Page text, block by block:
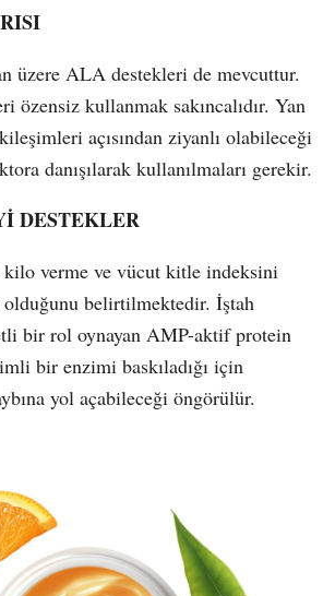
üzere ALA destekleri de mevcuttur.
özensiz kullanmak sakıncalıdır. Yan
açısından ziyanlı olabileceği
danışılarak kullanılmaları gerekir.
DESTEKLER
verme ve vücut kitle indeksini
belirtilmektedir. İştah
bir rol oynayan AMP-aktif protein
bir enzimi baskıladığı için
yol açabileceği öngörülür.